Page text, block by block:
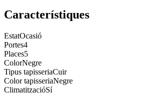
Característiques
EstatOcasió
Portes4
Places5
ColorNegre
Tipus tapisseriaCuir
Color tapisseriaNegre
ClimatitzacióSí